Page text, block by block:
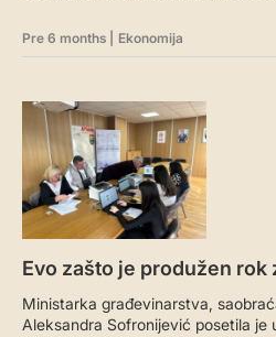
Pre 6 months Ekonomija
Evo zašto je produžen rok
Ministarka građevinarstva,
Aleksandra Sofronijević posetila je